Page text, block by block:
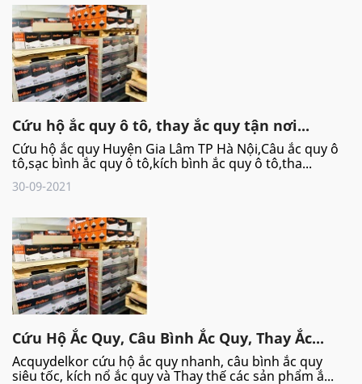
Cứu hộ ắc quy ô tô, thay ắc quy tận nơi...
Cứu hộ ắc quy Huyện Gia Lâm TP Hà Nội,Câu ắc quy ô
tô,sạc bình ắc quy ô tô,kích bình ắc quy ô tô,tha...
30-09-2021
Cứu Hộ Ắc Quy, Câu Bình Ắc Quy, Thay Ắc...
Acquydelkor cứu hộ ắc quy nhanh, câu bình ắc quy
siêu tốc, kích nổ ắc quy và Thay thế các sản phẩm ắ...